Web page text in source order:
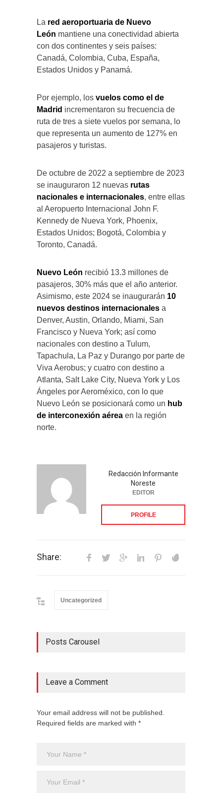
La red aeroportuaria de Nuevo
León mantiene una conectividad abierta
con dos continentes y seis países:
Canadá, Colombia, Cuba, España,
Estados Unidos y Panamá.
Por ejemplo, los vuelos como el de
Madrid incrementaron su frecuencia de
ruta de tres a siete vuelos por semana, lo
que representa un aumento de 127% en
pasajeros y turistas.
De octubre de 2022 a septiembre de 2023
se inauguraron 12 nuevas rutas
nacionales e internacionales, entre ellas
al Aeropuerto Internacional John F.
Kennedy de Nueva York, Phoenix,
Estados Unidos; Bogotá, Colombia y
Toronto, Canadá.
Nuevo León recibió 13.3 millones de
pasajeros, 30% más que el año anterior.
Asimismo, este 2024 se inaugurarán 10
nuevos destinos internacionales a
Denver, Austin, Orlando, Miami, San
Francisco y Nueva York; así como
nacionales con destino a Tulum,
Tapachula, La Paz y Durango por parte de
Viva Aerobus; y cuatro con destino a
Atlanta, Salt Lake City, Nueva York y Los
Ángeles por Aeroméxico, con lo que
Nuevo León se posicionará como un hub
de interconexión aérea en la región
norte.
Redacción Informante
Noreste
EDITOR
PROFILE
Share:
Uncategorized
Posts Carousel
Leave a Comment
Your email address will not be published.
Required fields are marked with *